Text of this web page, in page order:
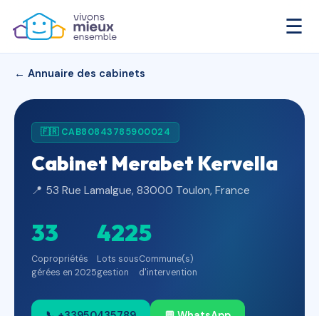
☰
← Annuaire des cabinets
🇫🇷 CAB80843785900024
Cabinet Merabet Kervella
📍 53 Rue Lamalgue, 83000 Toulon, France
33
Copropriétés
gérées en 2025
422
Lots sous
gestion
5
Commune(s)
d'intervention